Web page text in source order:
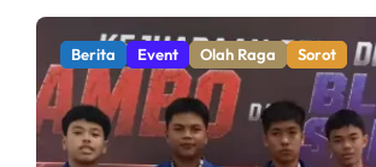
Berita Olah Raga Sorot